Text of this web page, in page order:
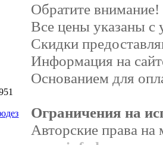
Обратите внимание!
Все цены указаны
Скидки
Информация на
Основанием для
Ограничения на
Авторские права